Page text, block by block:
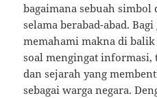
bagaimana sebuah simbol
selama berabad-abad.
memahami makna di
soal mengingat
dan sejarah yang
sebagai warga negara.